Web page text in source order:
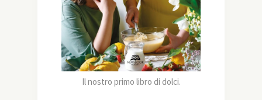
Il nostro primo libro di dolci.